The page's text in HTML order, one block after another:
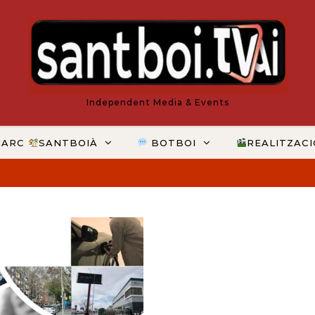
Independent Media & Events
SANTBOIÀ BOTBOI